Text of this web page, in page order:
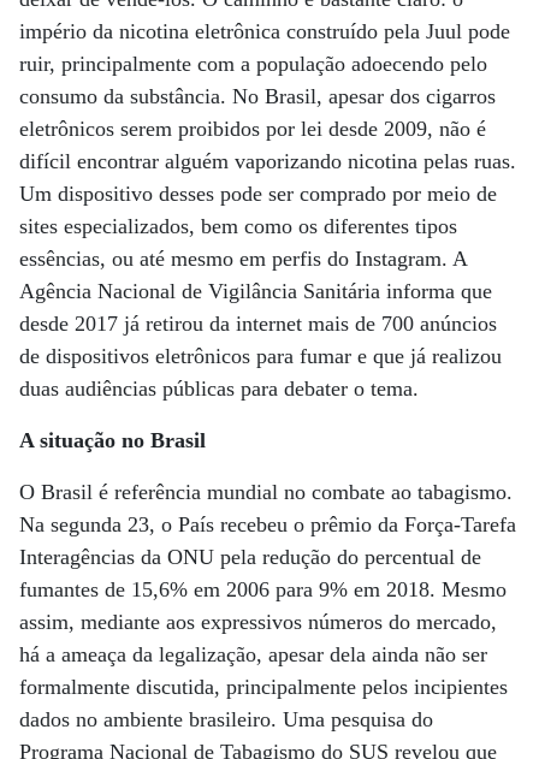
império da nicotina eletrônica construído pela Juul pode
ruir, principalmente com a população adoecendo pelo
consumo da substância. No Brasil, apesar dos cigarros
eletrônicos serem proibidos por lei desde 2009, não é
difícil encontrar alguém vaporizando nicotina pelas ruas.
Um dispositivo desses pode ser comprado por meio de
sites especializados, bem como os diferentes tipos
essências, ou até mesmo em perfis do Instagram. A
Agência Nacional de Vigilância Sanitária informa que
desde 2017 já retirou da internet mais de 700 anúncios
de dispositivos eletrônicos para fumar e que já realizou
duas audiências públicas para debater o tema.
A situação no Brasil
O Brasil é referência mundial no combate ao tabagismo.
Na segunda 23, o País recebeu o prêmio da Força-Tarefa
Interagências da ONU pela redução do percentual de
fumantes de 15,6% em 2006 para 9% em 2018. Mesmo
assim, mediante aos expressivos números do mercado,
há a ameaça da legalização, apesar dela ainda não ser
formalmente discutida, principalmente pelos incipientes
dados no ambiente brasileiro. Uma pesquisa do
Programa Nacional de Tabagismo do SUS revelou que